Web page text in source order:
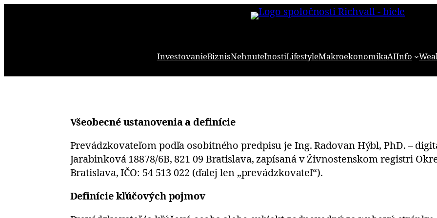
InvestovanieBiznisNehnuteľnostiLifestyleMakroekonomikaAIInfo
Všeobecné ustanovenia a definície
Prevádzkovateľom podľa osobitného predpisu je Ing. Radovan Hýbl, PhD. –
Jarabinková 18878/6B, 821 09 Bratislava, zapísaná v Živnostenskom registri
Bratislava, IČO: 54 513 022 (ďalej len „prevádzkovateľ“).
Definície kľúčových pojmov